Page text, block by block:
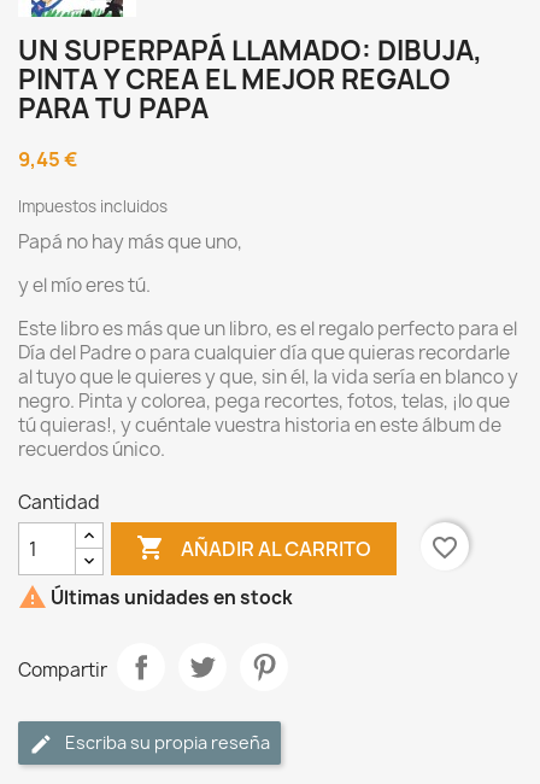
UN SUPERPAPÁ LLAMADO: DIBUJA,
PINTA Y CREA EL MEJOR REGALO
PARA TU PAPA
9,45 €
Impuestos incluidos
Papá no hay más que uno,
y el mío eres tú.
Este libro es más que un libro, es el regalo perfecto para el
Día del Padre o para cualquier día que quieras recordarle
al tuyo que le quieres y que, sin él, la vida sería en blanco y
negro. Pinta y colorea, pega recortes, fotos, telas, ¡lo que
tú quieras!, y cuéntale vuestra historia en este álbum de
recuerdos único.
Cantidad
 AÑADIR AL CARRITO
favorite_border
 Últimas unidades en stock
Compartir
Escriba su propia reseña